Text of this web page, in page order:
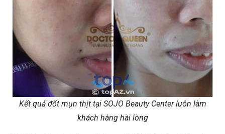
Kết quả đốt mụn thịt tại SOJO Beauty Center luôn làm
khách hàng hài lòng